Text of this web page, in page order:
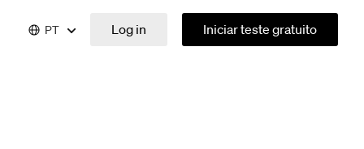
PT Log in Iniciar teste gratuito